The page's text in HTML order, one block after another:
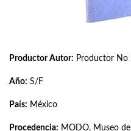
Productor Autor: Productor No
Año: S/F
País: México
Procedencia: MODO, Museo